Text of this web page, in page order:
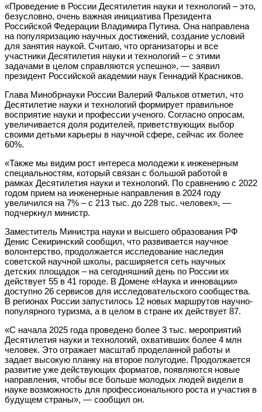
«Проведение в России Десятилетия науки и технологий – это,
безусловно, очень важная инициатива Президента
Российской Федерации Владимира Путина. Она направлена
на популяризацию научных достижений, создание условий
для занятия наукой. Считаю, что организаторы и все
участники Десятилетия науки и технологий – с этими
задачами в целом справляются успешно», — заявил
президент Российской академии наук Геннадий Красников.
Глава Минобрнауки России Валерий Фальков отметил, что
Десятилетие науки и технологий формирует правильное
восприятие науки и профессии ученого. Согласно опросам,
увеличивается доля родителей, приветствующих выбор
своими детьми карьеры в научной сфере, сейчас их более
60%.
«Также мы видим рост интереса молодежи к инженерным
специальностям, который связан с большой работой в
рамках Десятилетия науки и технологий. По сравнению с 2022
годом прием на инженерные направления в 2024 году
увеличился на 7% – с 213 тыс. до 228 тыс. человек», —
подчеркнул министр.
Заместитель Министра науки и высшего образования РФ
Денис Секиринский сообщил, что развивается научное
волонтерство, продолжается исследование наследия
советской научной школы, расширяется сеть научных
детских площадок – на сегодняшний день по России их
действует 55 в 41 городе. В Домене «Наука и инновации»
доступно 26 сервисов для исследовательского сообщества.
В регионах России запустилось 12 новых маршрутов научно-
популярного туризма, а в целом в стране их действует 87.
«С начала 2025 года проведено более 3 тыс. мероприятий
Десятилетия науки и технологий, охвативших более 4 млн
человек. Это отражает масштаб проделанной работы и
задает высокую планку на второе полугодие. Продолжается
развитие уже действующих форматов, появляются новые
направления, чтобы все больше молодых людей видели в
науке возможность для профессионального роста и участия в
будущем страны», — сообщил он.